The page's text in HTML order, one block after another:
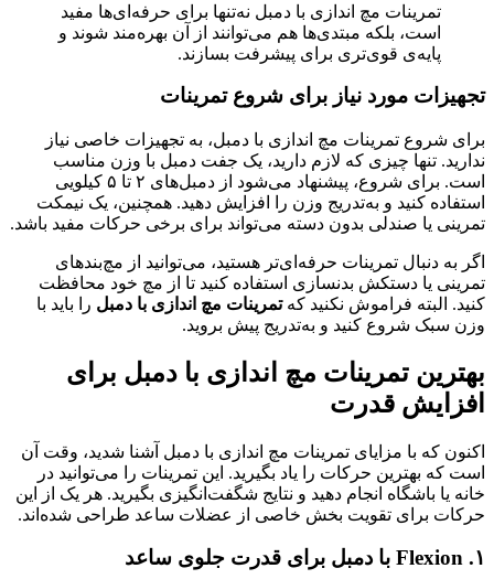
تمرینات مچ اندازی با دمبل نه‌تنها برای حرفه‌ای‌ها مفید
است، بلکه مبتدی‌ها هم می‌توانند از آن بهره‌مند شوند و
پایه‌ی قوی‌تری برای پیشرفت بسازند.
تجهیزات مورد نیاز برای شروع تمرینات
برای شروع تمرینات مچ اندازی با دمبل، به تجهیزات خاصی نیاز
ندارید. تنها چیزی که لازم دارید، یک جفت دمبل با وزن مناسب
است. برای شروع، پیشنهاد می‌شود از دمبل‌های ۲ تا ۵ کیلویی
استفاده کنید و به‌تدریج وزن را افزایش دهید. همچنین، یک نیمکت
تمرینی یا صندلی بدون دسته می‌تواند برای برخی حرکات مفید باشد.
اگر به دنبال تمرینات حرفه‌ای‌تر هستید، می‌توانید از مچ‌بندهای
تمرینی یا دستکش بدنسازی استفاده کنید تا از مچ خود محافظت
کنید. البته فراموش نکنید کهتمرینات مچ اندازی با دمبل را باید با
وزن سبک شروع کنید و به‌تدریج پیش بروید.
بهترین تمرینات مچ اندازی با دمبل برای
افزایش قدرت
اکنون که با مزایای تمرینات مچ اندازی با دمبل آشنا شدید، وقت آن
است که بهترین حرکات را یاد بگیرید. این تمرینات را می‌توانید در
خانه یا باشگاه انجام دهید و نتایج شگفت‌انگیزی بگیرید. هر یک از این
حرکات برای تقویت بخش خاصی از عضلات ساعد طراحی شده‌اند.
۱. Flexion با دمبل برای قدرت جلوی ساعد